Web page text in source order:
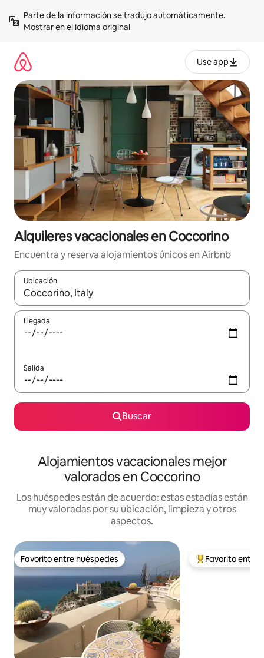
contenidoMostrar en el idioma original
Use app
Alquileres vacacionales en Coccorino
Encuentra y reserva alojamientos únicos en Airbnb
Ubicación
Cuando los resultados estén disponibles, navega con las
Llegada
Salida
Buscar
Alojamientos vacacionales mejor
valorados en Coccorino
Los huéspedes están de acuerdo: estas estadías están
muy valoradas por su ubicación, limpieza y otros
aspectos.
Favorito entre huéspedes
Favorito entre huéspedes Favorito entre
Favorito entre